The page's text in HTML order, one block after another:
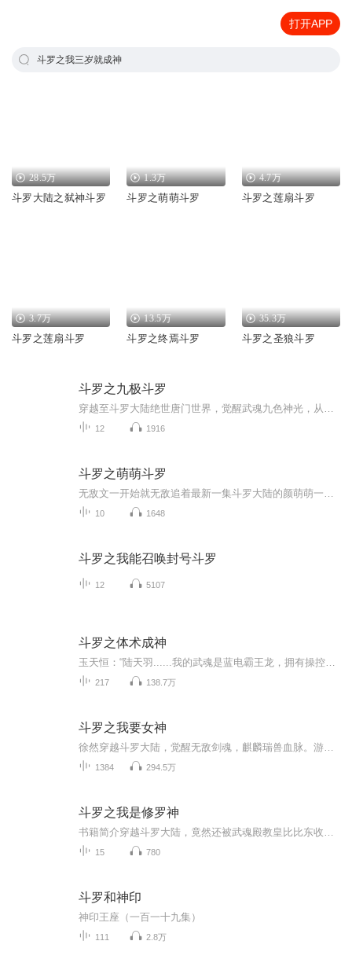
打开APP
斗罗之我三岁就成神
28.5万
斗罗大陆之弑神斗罗
1.3万
斗罗之萌萌斗罗
4.7万
斗罗之莲扇斗罗
3.7万
斗罗之莲扇斗罗
13.5万
斗罗之终焉斗罗
35.3万
斗罗之圣狼斗罗
斗罗之九极斗罗
12 1916
斗罗之萌萌斗罗
10 1648
斗罗之我能召唤封号斗罗
12 5107
斗罗之体术成神
217 138.7万
斗罗之我要女神
1384 294.5万
斗罗之我是修罗神
15 780
斗罗和神印
神印王座（一百一十九集）
111 2.8万